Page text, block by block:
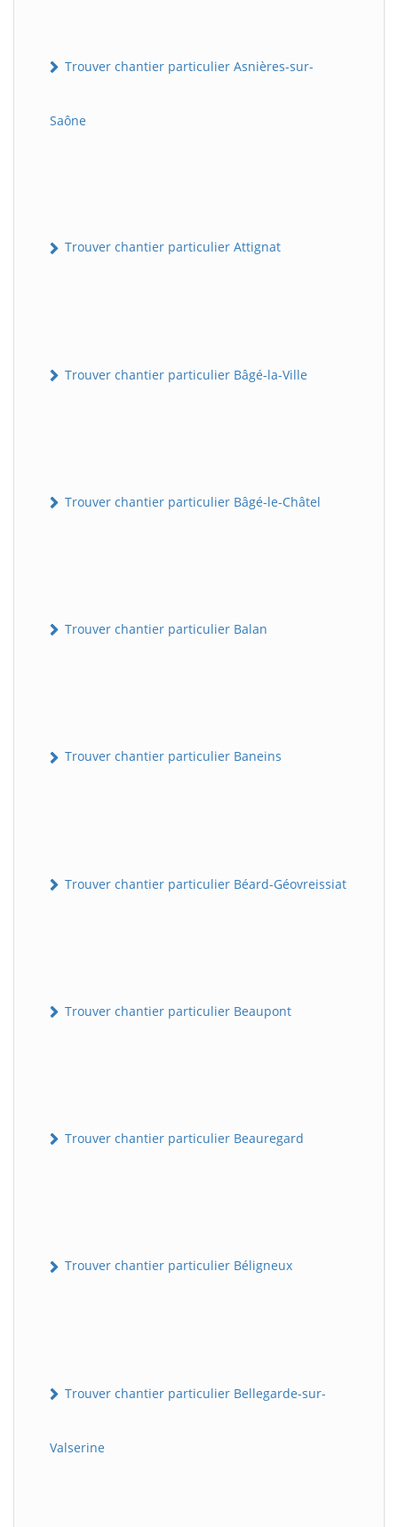
Trouver chantier particulier Asnières-sur-
Saône
Trouver chantier particulier Attignat
Trouver chantier particulier Bâgé-la-Ville
Trouver chantier particulier Bâgé-le-Châtel
Trouver chantier particulier Balan
Trouver chantier particulier Baneins
Trouver chantier particulier Béard-Géovreissiat
Trouver chantier particulier Beaupont
Trouver chantier particulier Beauregard
Trouver chantier particulier Béligneux
Trouver chantier particulier Bellegarde-sur-
Valserine